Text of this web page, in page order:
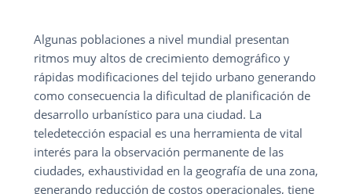
Algunas poblaciones a nivel mundial presentan
ritmos muy altos de crecimiento demográfico y
rápidas modificaciones del tejido urbano generando
como consecuencia la dificultad de planificación de
desarrollo urbanístico para una ciudad. La
teledetección espacial es una herramienta de vital
interés para la observación permanente de las
ciudades, exhaustividad en la geografía de una zona,
generando reducción de costos operacionales, tiene